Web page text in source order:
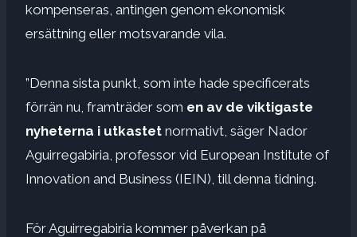
kompenseras, antingen genom ekonomisk
ersättning eller motsvarande vila.
”Denna sista punkt, som inte hade specificerats
förrän nu, framträder som en av de viktigaste
nyheterna i utkastet normativt, säger Nador
Aguirregabiria, professor vid European Institute of
Innovation and Business (IEIN), till denna tidning.
För Aguirregabiria kommer påverkan på